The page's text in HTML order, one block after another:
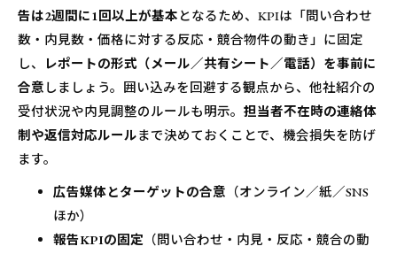
告は2週間に1回以上が基本 となるため、KPIは「問い合わせ
数・内見数・価格に対する反応・競合物件の動き」に固定
し、
レポートの形式（メール／共有シート／電話）を事前に
合意 しましょう。囲い込みを回避する観点から、他社紹介の
受付状況や内見調整のルールも明示。 担当者不在時の連絡体
制や返信対応ルールまで決めておくことで、機会損失を防げ
ます。
広告媒体とターゲットの合意 （オンライン／紙／SNS
ほか）
報告KPIの固定 （問い合わせ・内見・反応・競合の動